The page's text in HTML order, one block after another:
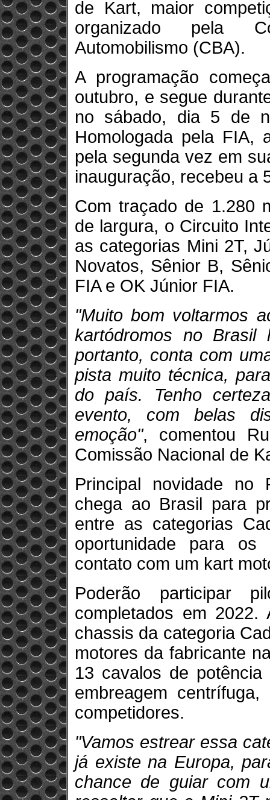
de Kart, maior
organizado pela
Automobilismo (CBA).
A programação
outubro, e segue
no sábado, dia 5 de
Homologada pela FIA,
pela segunda vez em
inauguração, recebeu a
Com traçado de 1.280
de largura, o Circuito
as categorias Mini 2T,
Novatos, Sênior B,
FIA e OK Júnior FIA.
"Muito bom voltarmos
kartódromos no Brasil
portanto, conta com
pista muito técnica,
do país. Tenho
evento, com belas
emoção", comentou
Comissão Nacional de
Principal novidade no
chega ao Brasil para
entre as categorias
oportunidade para
contato com um kart
Poderão participar
completados em
chassis da categoria
motores da fabricante
13 cavalos de
embreagem
competidores.
"Vamos estrear essa
já existe na Europa,
chance de guiar com